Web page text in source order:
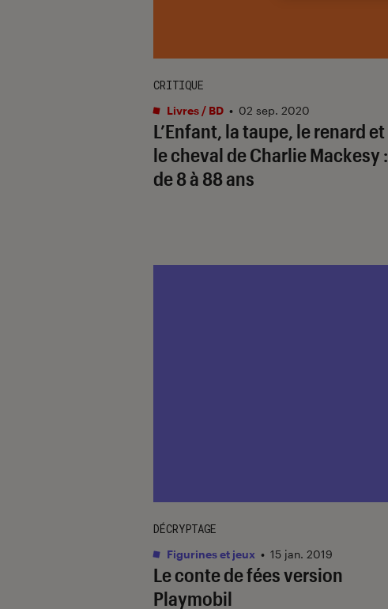
L’Enfant, la taupe, le renard et
le cheval de Charlie Mackesy :
de 8 à 88 ans
CRITIQUE
Livres / BD • 02 sep. 2020
Le conte de fées version
Playmobil
DÉCRYPTAGE
Figurines et jeux • 15 jan. 2019